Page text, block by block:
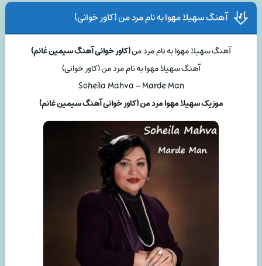
آهنگ سهیلا مهوا به نام مرد من (کاور خوانی)
آهنگ سهیلا مهوا به نام مرد من(کاور خوانی آهنگ سیمین غانم)
آهنگ سهیلا مهوا به نام مرد من (کاور خوانی)
Soheila Mahva – Marde Man
موزیک سهیلا مهوا مرد من (کاور خوانی آهنگ سیمین غانم)